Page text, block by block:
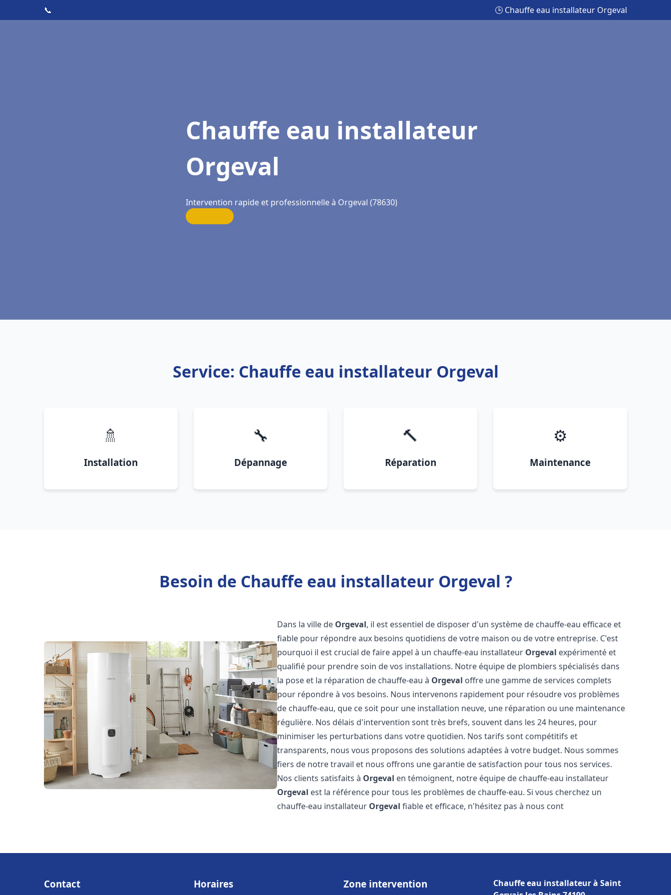
📞 🕒 Chauffe eau installateur Orgeval
Chauffe eau installateur
Orgeval
Intervention rapide et professionnelle à Orgeval (78630)
Service: Chauffe eau installateur Orgeval
🚿
Installation
🔧
Dépannage
🔨
Réparation
⚙️
Maintenance
Besoin de Chauffe eau installateur Orgeval ?
Dans la ville de Orgeval, il est essentiel de disposer d'un système de chauffe-eau efficace et
fiable pour répondre aux besoins quotidiens de votre maison ou de votre entreprise. C'est
pourquoi il est crucial de faire appel à un chauffe-eau installateur Orgeval expérimenté et
qualifié pour prendre soin de vos installations. Notre équipe de plombiers spécialisés dans
la pose et la réparation de chauffe-eau à Orgeval offre une gamme de services complets
pour répondre à vos besoins. Nous intervenons rapidement pour résoudre vos problèmes
de chauffe-eau, que ce soit pour une installation neuve, une réparation ou une maintenance
régulière. Nos délais d'intervention sont très brefs, souvent dans les 24 heures, pour
minimiser les perturbations dans votre quotidien. Nos tarifs sont compétitifs et
transparents, nous vous proposons des solutions adaptées à votre budget. Nous sommes
fiers de notre travail et nous offrons une garantie de satisfaction pour tous nos services.
Nos clients satisfaits à Orgeval en témoignent, notre équipe de chauffe-eau installateur
Orgeval est la référence pour tous les problèmes de chauffe-eau. Si vous cherchez un
chauffe-eau installateur Orgeval fiable et efficace, n'hésitez pas à nous cont
Contact Horaires Zone intervention
Chauffe eau installateur à Saint